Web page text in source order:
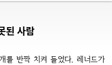
된 사람
를 반짝 치켜 들었다. 레너드가